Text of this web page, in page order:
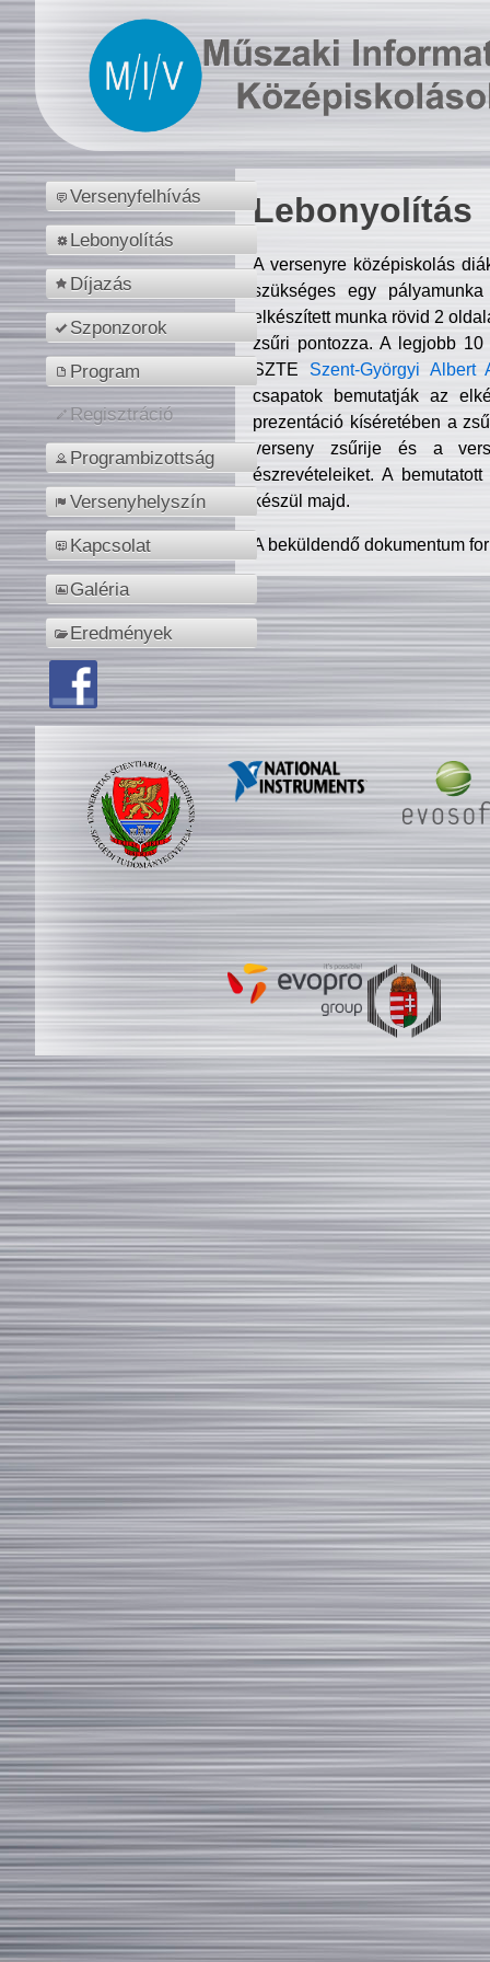
Versenyfelhívás
Lebonyolítás
Díjazás
Szponzorok
Program
Regisztráció
Programbizottság
Versenyhelyszín
Kapcsolat
Galéria
Eredmények
Lebonyolítás
A versenyre középiskolás
szükséges egy
elkészített munka rövid 2
zsűri pontozza. A legjobb
SZTE Szent-Györgyi Albert
csapatok bemutatják az
prezentáció kíséretében a
verseny zsűrije és a
észrevételeiket. A
készül majd.
A beküldendő dokumentum